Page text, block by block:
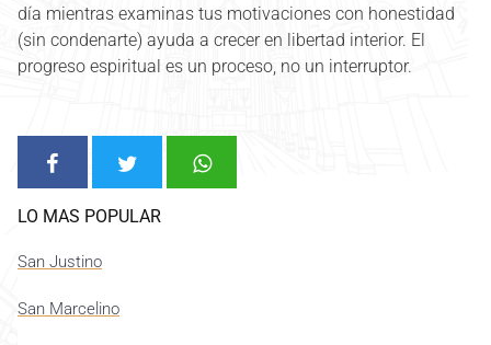
día mientras examinas tus motivaciones con honestidad
(sin condenarte) ayuda a crecer en libertad interior. El
progreso espiritual es un proceso, no un interruptor.
LO MAS POPULAR
San Justino
San Marcelino